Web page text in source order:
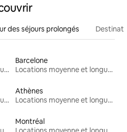
des séjours prolongés
Locations moyenne et longue durée
Barcelone
Locations moyenne et longue durée
Locations moyenne et longue durée
Athènes
Locations moyenne et longue durée
Montréal